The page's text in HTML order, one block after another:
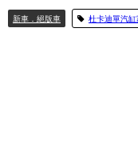
新車．絕版車 杜卡迪單汽